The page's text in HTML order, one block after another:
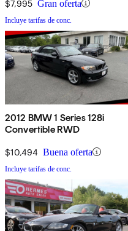
$7,995 Gran oferta
Incluye tarifas de conc.
2012 BMW 1 Series 128i
Convertible RWD
$10,494 Buena oferta
Incluye tarifas de conc.